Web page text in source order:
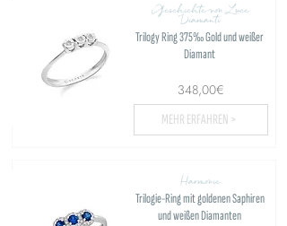
Geschichte von Luce
Diamanti
Trilogy Ring 375‰ Gold und weißer
Diamant
348,00€
MEHR ERFAHREN >
Harmonie
Trilogie-Ring mit goldenen Saphiren
und weißen Diamanten